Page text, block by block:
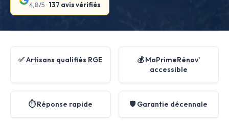
4,8/5 · 137 avis vérifiés
✅ Artisans qualifiés RGE
💰 MaPrimeRénov'
accessible
⏱️ Réponse rapide 🛡️ Garantie décennale